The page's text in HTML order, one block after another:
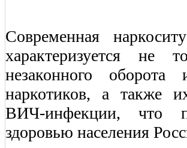
Современная
характеризуется не
незаконного оборота
наркотиков, а также
ВИЧ-инфекции, что
здоровью населения